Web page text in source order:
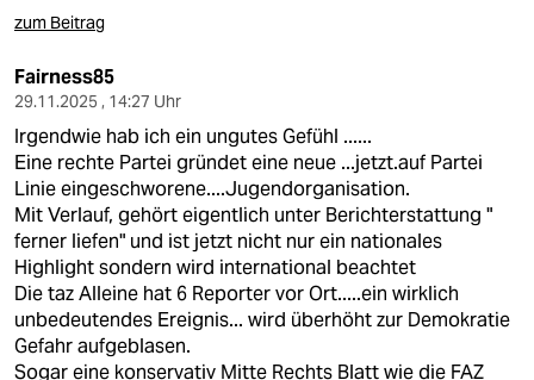
zum Beitrag
Fairness85
29.11.2025 , 14:27 Uhr
Irgendwie hab ich ein ungutes Gefühl ......
Eine rechte Partei gründet eine neue ...jetzt.auf Partei
Linie eingeschworene....Jugendorganisation.
Mit Verlauf, gehört eigentlich unter Berichterstattung "
ferner liefen" und ist jetzt nicht nur ein nationales
Highlight sondern wird international beachtet
Die taz Alleine hat 6 Reporter vor Ort.....ein wirklich
unbedeutendes Ereignis... wird überhöht zur Demokratie
Gefahr aufgeblasen.
Sogar eine konservativ Mitte Rechts Blatt wie die FAZ